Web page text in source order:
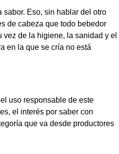
sabor. Eso, sin hablar del otro
de cabeza que todo bebedor
de la higiene, la sanidad y el
en la que se cría no está
uso responsable de este
el interés por saber con
que va desde productores